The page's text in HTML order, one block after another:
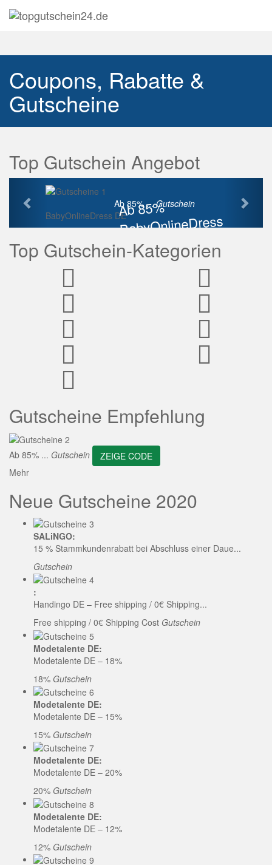
Coupons, Rabatte &
Gutscheine
Top Gutschein Angebot
Ab 85%
BabyOnlineDress
Rabatt
Ab 85% ...Gutschein
BabyOnlineDress DE
Vorherige
Top Gutschein-Kategorien
Gutscheine Empfehlung
Ab 85% ... Gutschein
ZEIGE CODE
Mehr
Neue Gutscheine 2020
SALiNGO:
15 % Stammkundenrabatt bei Abschluss einer Daue...
Gutschein
:
Handingo DE – Free shipping / 0€ Shipping...
Free shipping / 0€ Shipping Cost Gutschein
Modetalente DE:
Modetalente DE – 18%
18% Gutschein
Modetalente DE:
Modetalente DE – 15%
15% Gutschein
Modetalente DE:
Modetalente DE – 20%
20% Gutschein
Modetalente DE:
Modetalente DE – 12%
12% Gutschein